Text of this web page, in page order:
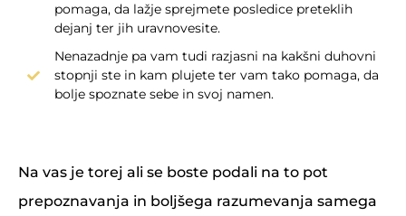
pomaga, da lažje sprejmete posledice preteklih
dejanj ter jih uravnovesite.
Nenazadnje pa vam tudi razjasni na kakšni duhovni
stopnji ste in kam plujete ter vam tako pomaga, da
bolje spoznate sebe in svoj namen.
Na vas je torej ali se boste podali na to pot
prepoznavanja in boljšega razumevanja samega